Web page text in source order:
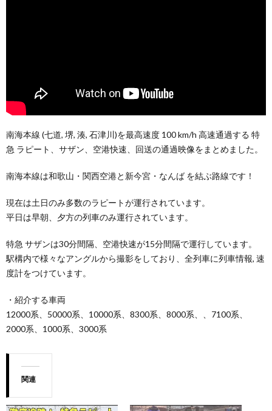
南海本線 (七道, 堺, 湊, 石津川)を最高速度 100 km/h 高速通過する 特
急 ラピート、サザン、空港快速、回送の通過映像をまとめました。
南海本線は和歌山・関西空港と新今宮・なんば を結ぶ路線です！
現在は土日のみ多数のラピートが運行されています。
平日は早朝、夕方の列車のみ運行されています。
特急 サザンは30分間隔、空港快速が15分間隔で運行しています。
駅構内で様々なアングルから撮影をしており、全列車に列車情報, 速
度計をつけています。
・紹介する車両
12000系、50000系、10000系、8300系、8000系、、7100系、
2000系、1000系、3000系
関連